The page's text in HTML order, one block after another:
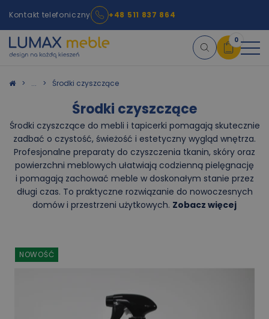
Kontakt telefoniczny +48 511 837 864
0
Koszyk
info:Twój koszyk jest pusty! ×
MENU
Środki czyszczące
Środki czyszczące
Środki czyszczące do mebli i tapicerki pomagają skutecznie
zadbać o czystość, świeżość i estetyczny wygląd wnętrza.
Profesjonalne preparaty do czyszczenia tkanin, skóry oraz
powierzchni meblowych ułatwiają codzienną pielęgnację
i pomagają zachować meble w doskonałym stanie przez
długi czas. To praktyczne rozwiązanie do nowoczesnych
domów i przestrzeni użytkowych. Zobacz więcej
NOWOŚĆ